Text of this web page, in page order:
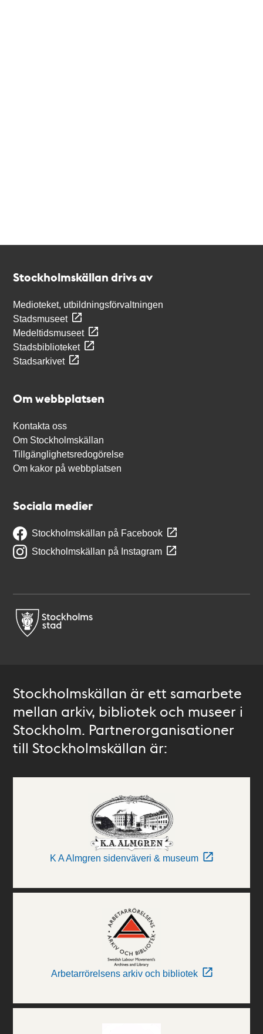
Stockholmskällan drivs av
Medioteket, utbildningsförvaltningen
Stadsmuseet
Medeltidsmuseet
Stadsbiblioteket
Stadsarkivet
Om webbplatsen
Kontakta oss
Om Stockholmskällan
Tillgänglighetsredogörelse
Om kakor på webbplatsen
Sociala medier
Stockholmskällan på Facebook
Stockholmskällan på Instagram
Stockholmskällan är ett samarbete
mellan arkiv, bibliotek och museer i
Stockholm. Partnerorganisationer
till Stockholmskällan är:
K A Almgren sidenväveri & museum
Arbetarrörelsens arkiv och bibliotek